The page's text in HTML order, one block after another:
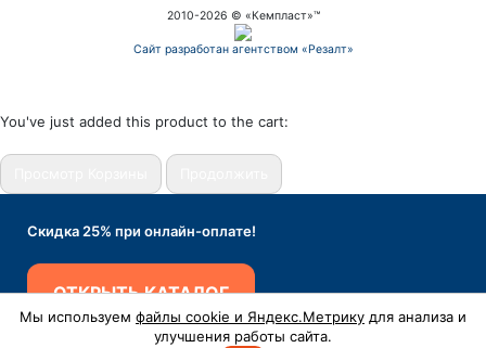
2010-2026 © «Кемпласт»™
Сайт разработан агентством «Резалт»
You've just added this product to the cart:
Скидка 25% при онлайн-оплате!
ОТКРЫТЬ КАТАЛОГ
Мы используем файлы cookie и Яндекс.Метрику для анализа и
улучшения работы сайта.